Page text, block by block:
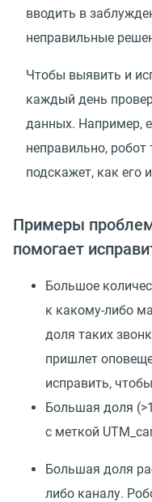
вводить в
неправильные
Чтобы выявить и
каждый день
данных. Например,
неправильно,
подскажет, как его
Примеры
помогает
Большое
к какому-либо
доля таких
пришлет
исправить,
Большая доля (
с меткой
Большая доля
либо каналу.